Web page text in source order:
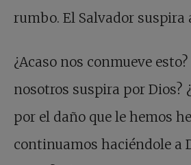
rumbo. El Salvador suspira
¿Acaso nos conmueve
nosotros suspira por Dios?
por el daño que le hemos
continuamos haciéndole a